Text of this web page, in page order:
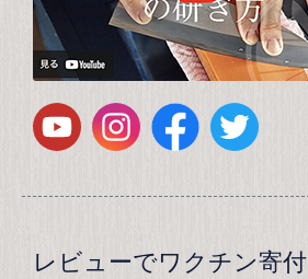
レビューでワクチン寄付